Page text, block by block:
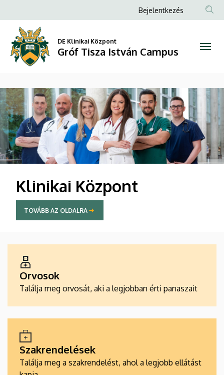
Tisza
István
Campus
Anonim
menüje
Bejelentkezés
DE Klinikai Központ
Gróf Tisza István Campus
Klinikai Központ
TOVÁBB AZ OLDALRA
Orvosok
Találja meg orvosát, aki a legjobban érti panaszait
Szakrendelések
Találja meg a szakrendelést, ahol a legjobb ellátást